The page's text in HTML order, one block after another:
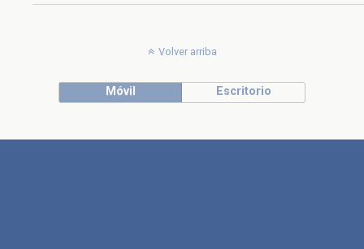
Volver arriba
Móvil Escritorio